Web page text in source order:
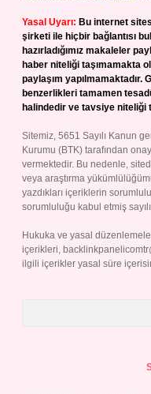
Yasal Uyarı: Bu internet
şirketi ile hiçbir bağlantısı
hazırladığımız makaleler
haber niteliği taşımamakta
paylaşım
benzerlikleri tamamen
halindedir ve tavsiye niteliği
Sitemiz, 5651 Sayılı Kanun
Kurumu (BTK) tarafından
vermektedir. Bu nedenle,
veya araştırma
yazdıkları içeriklerin
sorumluluğu kabul etmiş
Hukuka ve yasal
içerikleri,
ilgili içerikler yasal süre